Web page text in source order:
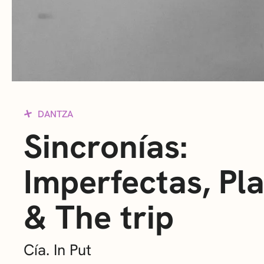
DANTZA
Sincronías:
Imperfectas,
& The trip
Cía. In Put